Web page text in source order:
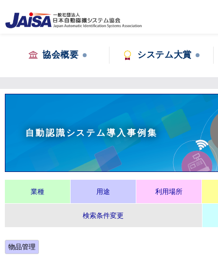
協会概要 システム大賞
自動認識システム導入事例集
業種 用途 利用場所
検索条件変更
物品管理